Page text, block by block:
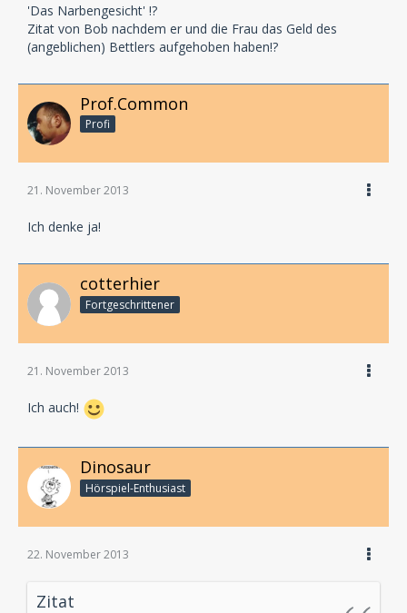
'Das Narbengesicht' !?
Zitat von Bob nachdem er und die Frau das Geld des
(angeblichen) Bettlers aufgehoben haben!?
Prof.Common
Profi
21. November 2013
Ich denke ja!
cotterhier
Fortgeschrittener
21. November 2013
Ich auch!
Dinosaur
Hörspiel-En­thu­si­ast
22. November 2013
Zitat